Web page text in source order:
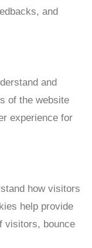
and
and
of the website
experience for
how visitors
help provide
visitors, bounce